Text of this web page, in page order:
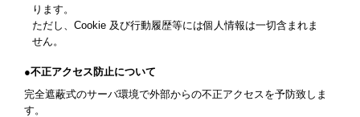
ります。
ただし、Cookie 及び行動履歴等には個人情報は一切含まれま
せん。
●不正アクセス防止について
完全遮蔽式のサーバ環境で外部からの不正アクセスを予防致しま
す。